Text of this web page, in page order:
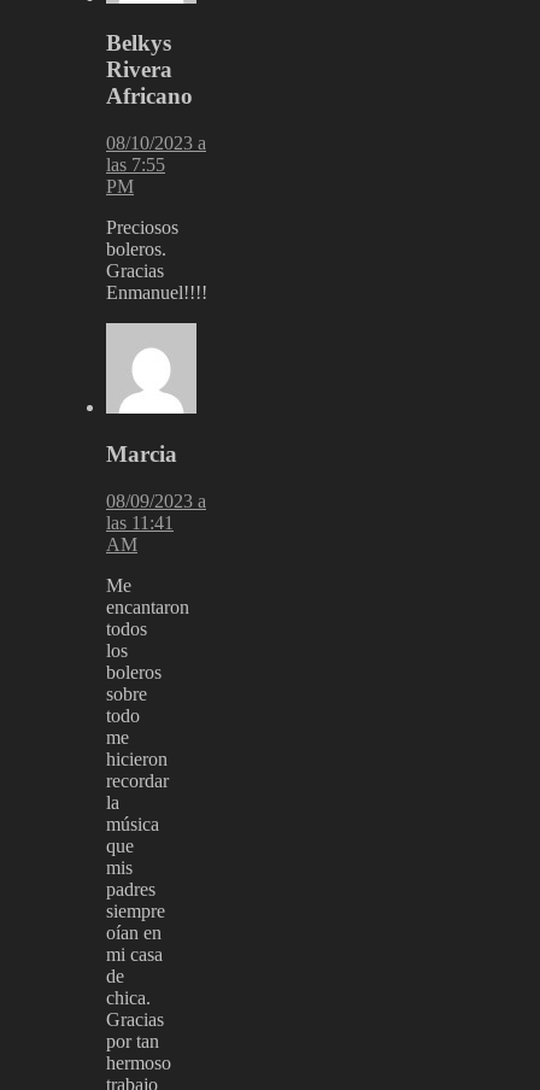
Belkys
Rivera
Africano
08/10/2023 a
las 7:55
PM
Preciosos
boleros.
Gracias
Enmanuel!!!!
Marcia
08/09/2023 a
las 11:41
AM
Me
encantaron
todos
los
boleros
sobre
todo
me
hicieron
recordar
la
música
que
mis
padres
siempre
oían en
mi casa
de
chica.
Gracias
por tan
hermoso
trabajo